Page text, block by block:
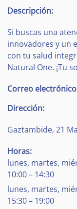
Descripción:
Si buscas una
innovadores y un
con tu salud
Natural One. ¡Tu
Correo
Dirección:
Gaztambide, 21
Horas:
lunes, martes,
10:00 – 14:30
lunes, martes,
15:30 – 19:00